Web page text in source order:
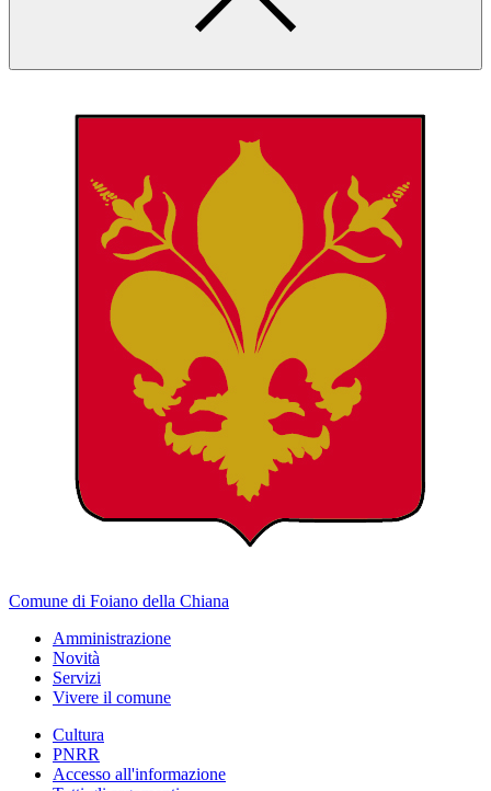
Comune di Foiano della Chiana
Amministrazione
Novità
Servizi
Vivere il comune
Cultura
PNRR
Accesso all'informazione